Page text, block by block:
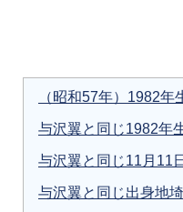
（昭和57年）1982
与沢翼と同じ1982年
与沢翼と同じ11月11
与沢翼と同じ出身地